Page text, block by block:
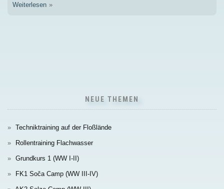
Weiterlesen
NEUE THEMEN
Techniktraining auf der Floßlände
Rollentraining Flachwasser
Grundkurs 1 (WW I-II)
FK1 Soča Camp (WW III-IV)